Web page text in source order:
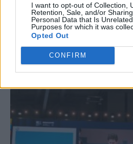
I want to opt-out of Collection,
Retention, Sale, and/or
Personal Data that Is
Purposes for which it was
Opted Out
CONFIRM
ΥΠΠΟ: Αποδόθηκαν τα έργα
Αρχαία Αγορά
Αποδόθηκε το έργο "Βελτίωση υποδομών